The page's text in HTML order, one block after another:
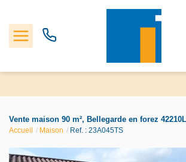
Les biens
Vente maison 90 m², Bellegarde en forez
Accueil Maison Ref. : 23A045TS